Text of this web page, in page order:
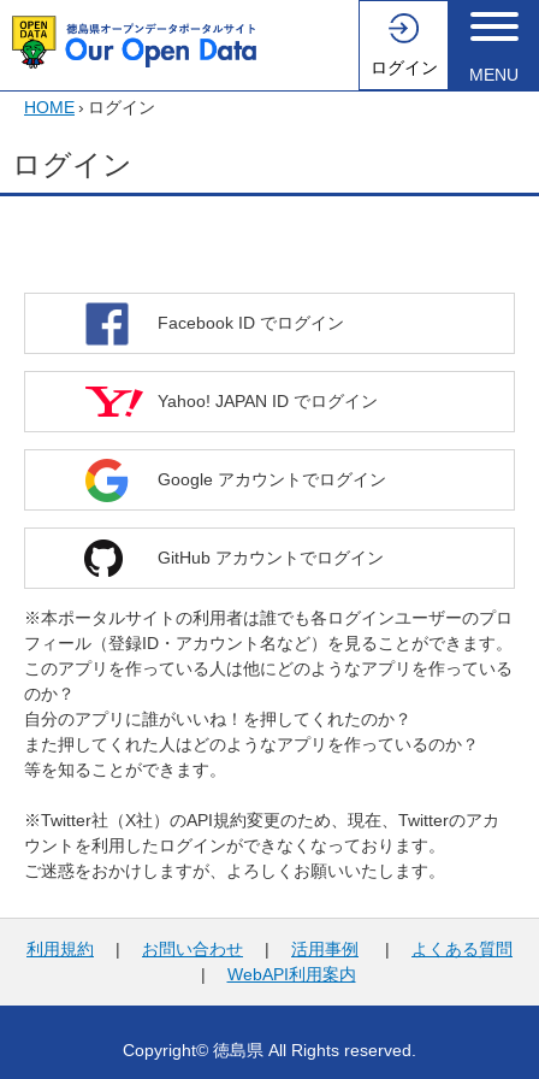
ログイン
MENU
HOME› ログイン
ログイン
Facebook ID でログイン
Yahoo! JAPAN ID でログイン
Google アカウントでログイン
GitHub アカウントでログイン
※本ポータルサイトの利用者は誰でも各ログインユーザーのプロ
フィール（登録ID・アカウント名など）を見ることができます。
このアプリを作っている人は他にどのようなアプリを作っている
のか？
自分のアプリに誰がいいね！を押してくれたのか？
また押してくれた人はどのようなアプリを作っているのか？
等を知ることができます。
※Twitter社（X社）のAPI規約変更のため、現在、Twitterのアカ
ウントを利用したログインができなくなっております。
ご迷惑をおかけしますが、よろしくお願いいたします。
利用規約 | お問い合わせ | 活用事例 |
よくある質問
| WebAPI利用案内
Copyright© 徳島県 All Rights reserved.